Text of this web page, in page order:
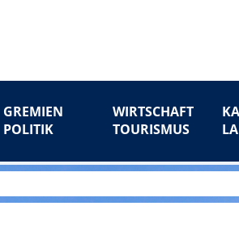
GREMIEN
POLITIK
WIRTSCHAFT
TOURISMUS